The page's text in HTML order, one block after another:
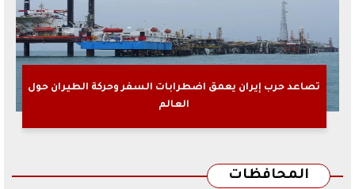
تصاعد حرب إيران يعمق اضطرابات السفر وحركة الطيران حول
العالم
المحافظات